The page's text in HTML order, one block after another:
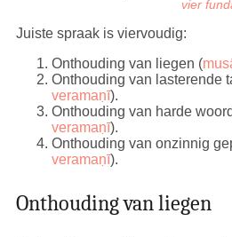
vertelt
brahmaan Mattakundali die
wedergeboren. Maar elke
in de kern lijden. Zie de rubriek
lijdenin D22 — Maha
grote toespraak over de vier
indachtigheid
definitie geeft.
(sammādiṭṭhi). Echter, als er
vier
Juiste spraak is viervoudig:
Onthouding van liegen (
Onthouding van lasterende
veramaṇī).
Onthouding van harde
veramaṇī).
Onthouding van onzinnig
veramaṇī).
Onthouding van liegen